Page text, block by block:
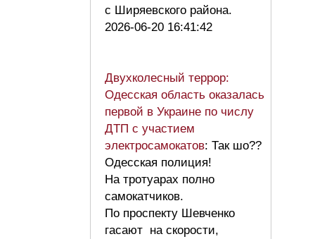
с Ширяевского района.
2026-06-20 16:41:42
Двухколесный террор:
Одесская область оказалась
первой в Украине по числу
ДТП с участием
электросамокатов: Так шо??
Одесская полиция!
На тротуарах полно
самокатчиков.
По проспекту Шевченко
гасают на скорости,